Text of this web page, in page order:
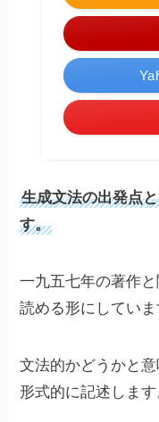
生成文法の出発点
す。
一九五七年の著作
読める形にしていま
文法的かどうかと
形式的に記述します